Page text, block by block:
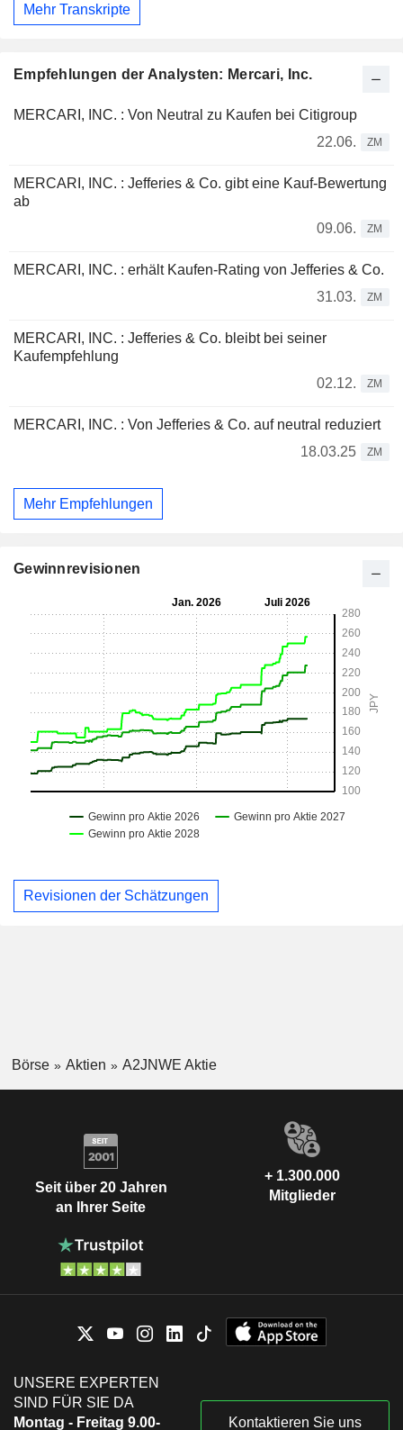
Mehr Transkripte
Empfehlungen der Analysten: Mercari, Inc.
MERCARI, INC. : Von Neutral zu Kaufen bei Citigroup
22.06.
ZM
MERCARI, INC. : Jefferies & Co. gibt eine Kauf-Bewertung
ab
09.06.
ZM
MERCARI, INC. : erhält Kaufen-Rating von Jefferies & Co.
31.03.
ZM
MERCARI, INC. : Jefferies & Co. bleibt bei seiner
Kaufempfehlung
02.12.
ZM
MERCARI, INC. : Von Jefferies & Co. auf neutral reduziert
18.03.25
ZM
Mehr Empfehlungen
Gewinnrevisionen
Revisionen der Schätzungen
Börse Aktien A2JNWE Aktie
Seit über 20 Jahren
an Ihrer Seite
+ 1.300.000
Mitglieder
UNSERE EXPERTEN
SIND FÜR SIE DA
Montag - Freitag 9.00-
Kontaktieren Sie uns